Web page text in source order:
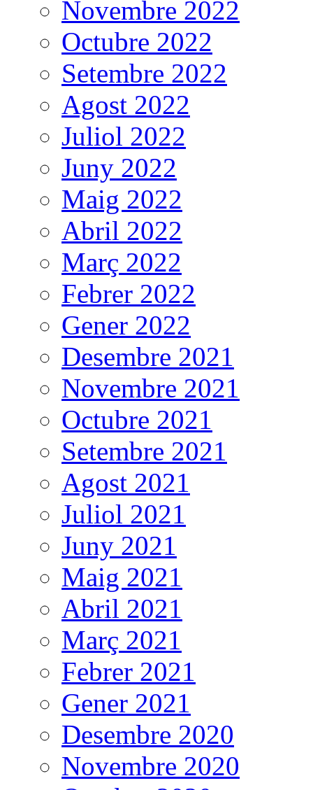
Novembre 2022
Octubre 2022
Setembre 2022
Agost 2022
Juliol 2022
Juny 2022
Maig 2022
Abril 2022
Març 2022
Febrer 2022
Gener 2022
Desembre 2021
Novembre 2021
Octubre 2021
Setembre 2021
Agost 2021
Juliol 2021
Juny 2021
Maig 2021
Abril 2021
Març 2021
Febrer 2021
Gener 2021
Desembre 2020
Novembre 2020